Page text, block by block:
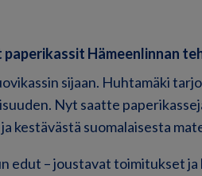
Hämeenlinnan
sijaan. Huhtamäki
Nyt saatte
kestävästä suomalaisesta
edut – joustavat toimitukset